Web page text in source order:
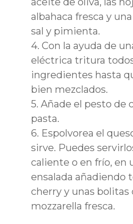
albahaca fresca y
sal y pimienta.
4. Con la ayuda de
eléctrica tritura
ingredientes hasta
bien mezclados.
5. Añade el pesto de
pasta.
6. Espolvorea el
sirve. Puedes
caliente o en frío, en
ensalada añadiendo
cherry y unas bolitas
mozzarella fresca.